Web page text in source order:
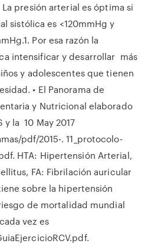
La presión arterial es óptima si
sistólica es <120mmHg y
Por esa razón la
intensificar y desarrollar más
y adolescentes que tienen
• El Panorama de
y Nutricional elaborado
y la 10 May 2017
pdf/2015-. 11_protocolo-
HTA: Hipertensión Arterial,
FA: Fibrilación auricular
sobre la hipertensión
de mortalidad mundial
vez es